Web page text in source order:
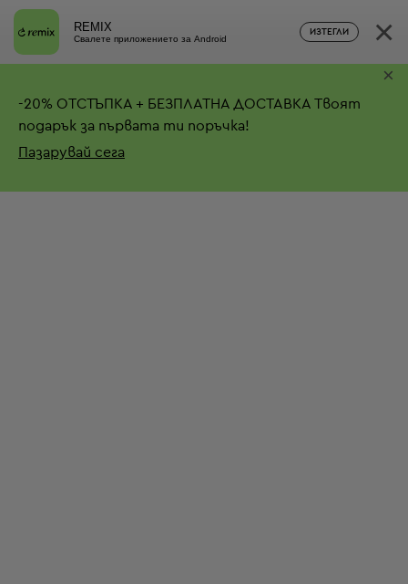
REMIX
Свалете приложението за Android
ИЗТЕГЛИ ×
-20% ОТСТЪПКА + БЕЗПЛАТНА ДОСТАВКА Твоят
подарък за първата ти поръчка!
Пазарувай сега
×